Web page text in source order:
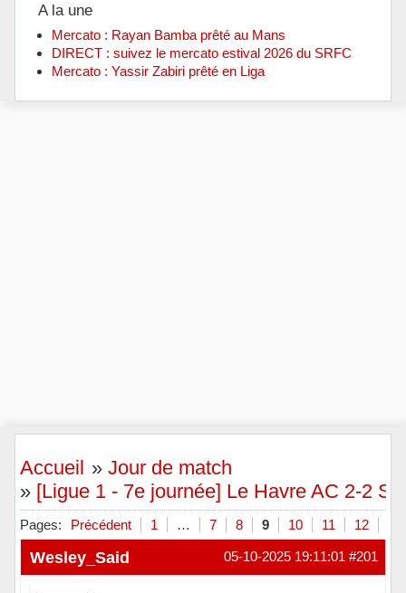
A la une
Mercato : Rayan Bamba prêté au Mans
DIRECT : suivez le mercato estival 2026 du SRFC
Mercato : Yassir Zabiri prêté en Liga
Accueil »Jour de match
» [Ligue 1 - 7e journée] Le Havre AC 2-2
Pages: Précédent 1 … 7 8 9 10 11 12
#201
05-10-2025 19:11:01
Wesley_Said